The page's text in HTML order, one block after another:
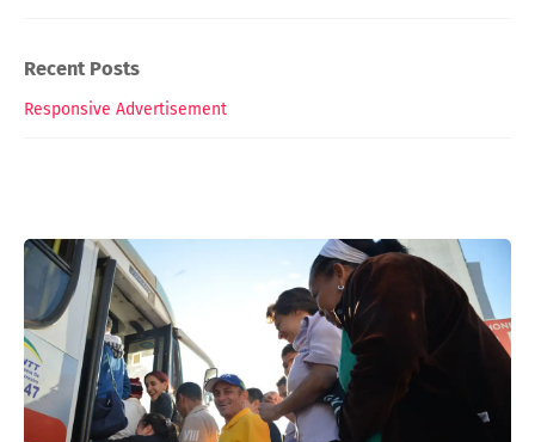
Recent Posts
Responsive Advertisement